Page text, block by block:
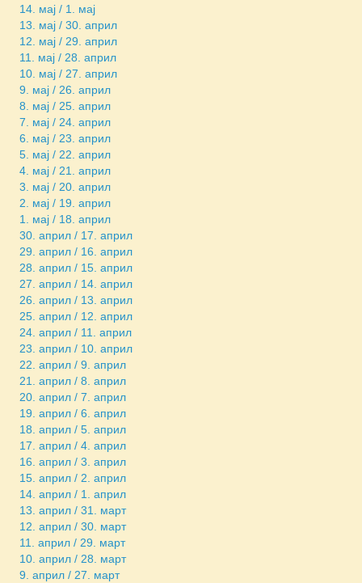
14. мај / 1. мај
13. мај / 30. април
12. мај / 29. април
11. мај / 28. април
10. мај / 27. април
9. мај / 26. април
8. мај / 25. април
7. мај / 24. април
6. мај / 23. април
5. мај / 22. април
4. мај / 21. април
3. мај / 20. април
2. мај / 19. април
1. мај / 18. април
30. април / 17. април
29. април / 16. април
28. април / 15. април
27. април / 14. април
26. април / 13. април
25. април / 12. април
24. април / 11. април
23. април / 10. април
22. април / 9. април
21. април / 8. април
20. април / 7. април
19. април / 6. април
18. април / 5. април
17. април / 4. април
16. април / 3. април
15. април / 2. април
14. април / 1. април
13. април / 31. март
12. април / 30. март
11. април / 29. март
10. април / 28. март
9. април / 27. март